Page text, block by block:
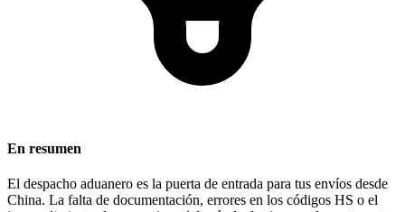
En resumen
El despacho aduanero es la puerta de entrada para tus envíos desde
China. La falta de documentación, errores en los códigos HS o el